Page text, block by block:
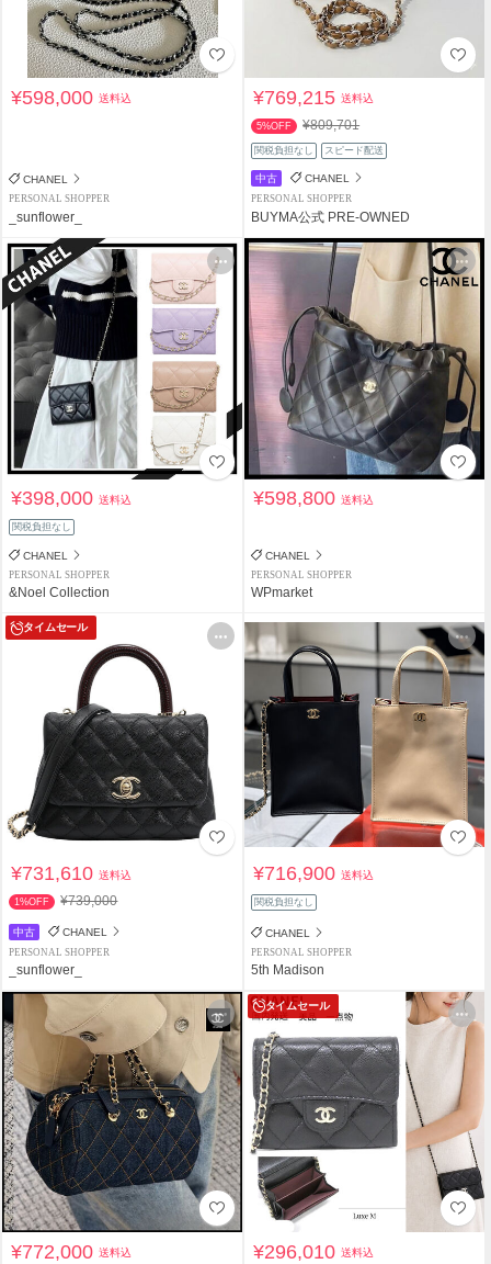
¥598,000送料込
CHANEL
PERSONAL SHOPPER
_sunflower_
¥769,215送料込
5%OFF ¥809,701
関税負担なし スピード配送
中古 CHANEL
PERSONAL SHOPPER
BUYMA公式 PRE-OWNED
¥398,000送料込
関税負担なし
CHANEL
PERSONAL SHOPPER
&Noel Collection
¥598,800送料込
CHANEL
PERSONAL SHOPPER
WPmarket
タイムセール
¥731,610送料込
1%OFF ¥739,000
中古 CHANEL
PERSONAL SHOPPER
_sunflower_
¥716,900送料込
関税負担なし
CHANEL
PERSONAL SHOPPER
5th Madison
¥772,000送料込
タイムセール
¥296,010送料込